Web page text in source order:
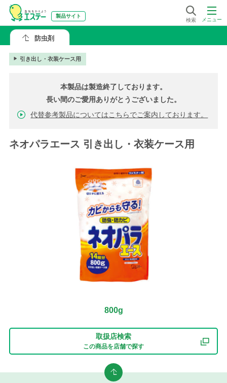
メニュー
検索
製品サイト
防虫剤
引き出し・衣装ケース用
本製品は製造終了しております。
長い間のご愛用ありがとうございました。
代替参考製品についてはこちらでご案内しております。
ネオパラエース 引き出し・衣装ケース用
800g
取扱店検索
この商品を店舗で探す